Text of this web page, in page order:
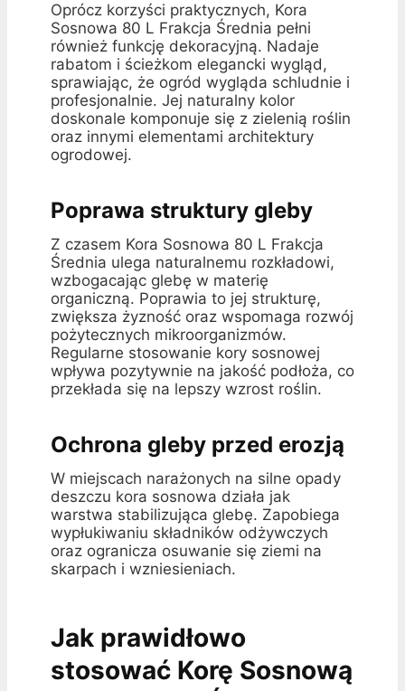
Oprócz korzyści praktycznych, Kora
Sosnowa 80 L Frakcja Średnia pełni
również funkcję dekoracyjną. Nadaje
rabatom i ścieżkom elegancki wygląd,
sprawiając, że ogród wygląda schludnie i
profesjonalnie. Jej naturalny kolor
doskonale komponuje się z zielenią roślin
oraz innymi elementami architektury
ogrodowej.
Poprawa struktury gleby
Z czasem Kora Sosnowa 80 L Frakcja
Średnia ulega naturalnemu rozkładowi,
wzbogacając glebę w materię
organiczną. Poprawia to jej strukturę,
zwiększa żyzność oraz wspomaga rozwój
pożytecznych mikroorganizmów.
Regularne stosowanie kory sosnowej
wpływa pozytywnie na jakość podłoża, co
przekłada się na lepszy wzrost roślin.
Ochrona gleby przed erozją
W miejscach narażonych na silne opady
deszczu kora sosnowa działa jak
warstwa stabilizująca glebę. Zapobiega
wypłukiwaniu składników odżywczych
oraz ogranicza osuwanie się ziemi na
skarpach i wzniesieniach.
Jak prawidłowo
stosować Korę Sosnową